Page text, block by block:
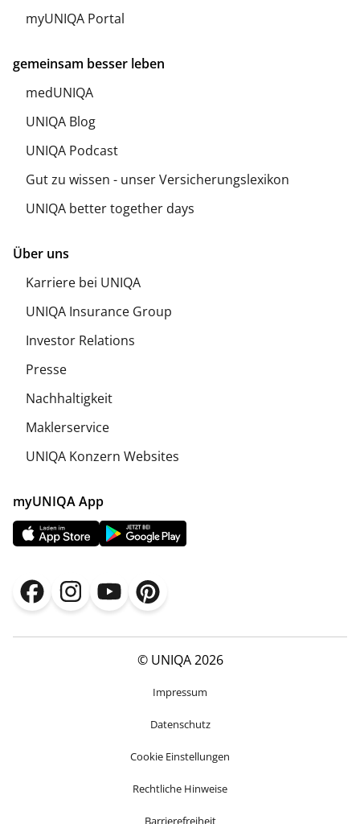
myUNIQA Portal
gemeinsam besser leben
medUNIQA
UNIQA Blog
UNIQA Podcast
Gut zu wissen - unser Versicherungslexikon
UNIQA better together days
Über uns
Karriere bei UNIQA
UNIQA Insurance Group
Investor Relations
Presse
Nachhaltigkeit
Maklerservice
UNIQA Konzern Websites
myUNIQA App
© UNIQA 2026
Impressum
Datenschutz
Cookie Einstellungen
Rechtliche Hinweise
Barrierefreiheit